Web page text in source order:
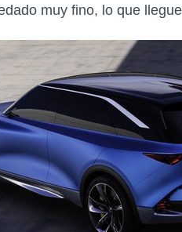
muy fino, lo que